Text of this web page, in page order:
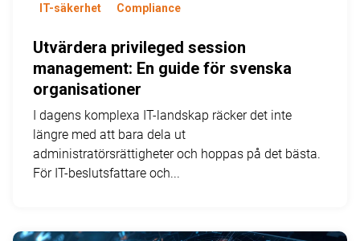
IT-säkerhet Compliance
Utvärdera privileged session
management: En guide för svenska
organisationer
I dagens komplexa IT-landskap räcker det inte
längre med att bara dela ut
administratörsrättigheter och hoppas på det bästa.
För IT-beslutsfattare och...